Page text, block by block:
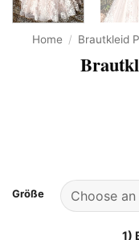
Home / Brautkleid
Größe
1)